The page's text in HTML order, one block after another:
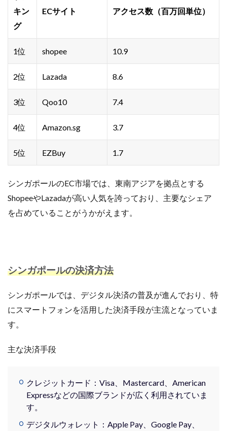
キン
グ
ECサイト アクセス数（百万回単位）
1位 shopee 10.9
2位 Lazada 8.6
3位 Qoo10 7.4
4位 Amazon.sg 3.7
5位 EZBuy 1.7
シンガポールのEC市場では、東南アジアを拠点とする
ShopeeやLazadaが高い人気を誇っており、主要なシェア
を占めていることがうかがえます。
シンガポールの決済方法
シンガポールでは、デジタル決済の普及が進んでおり、特
にスマートフォンを活用した決済手段が主流となっていま
す。
主な決済手段
クレジットカード：Visa、Mastercard、American
Expressなどの国際ブランドが広く利用されていま
す。
デジタルウォレット：Apple Pay、Google Pay、